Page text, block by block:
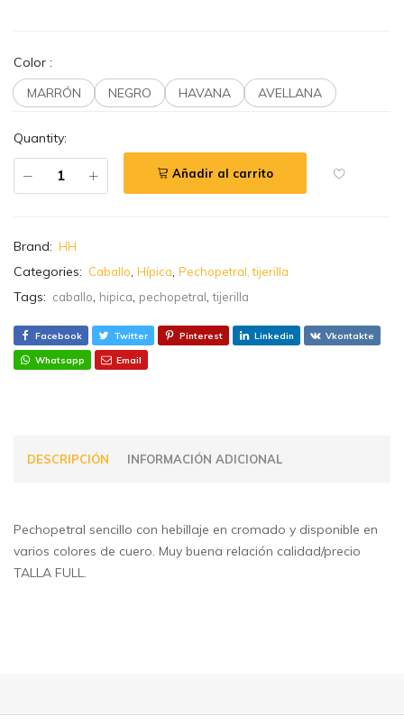
Color :
MARRÓN
NEGRO HAVANA AVELLANA
Quantity:
Añadir al carrito
Brand: HH
Categories: Caballo, Hípica, Pechopetral, tijerilla
Tags: caballo, hipica, pechopetral,tijerilla
Facebook Twitter Pinterest Linkedin Vkontakte
Whatsapp Email
DESCRIPCIÓN INFORMACIÓN ADICIONAL
Pechopetral sencillo con hebillaje en cromado y disponible en
varios colores de cuero. Muy buena relación calidad/precio
TALLA FULL.